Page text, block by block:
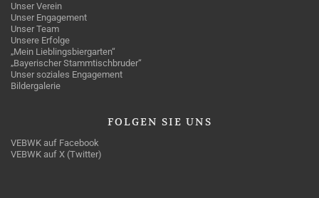
Unser Verein
Unser Engagement
Unser Team
Unsere Erfolge
„Mein Lieblingsbiergarten“
„Bayerischer Stammtischbruder“
Unser soziales Engagement
Bildergalerie
FOLGEN SIE UNS
VEBWK auf Facebook
VEBWK auf X (Twitter)